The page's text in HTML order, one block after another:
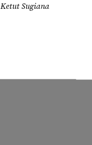
Ketut Sugiana